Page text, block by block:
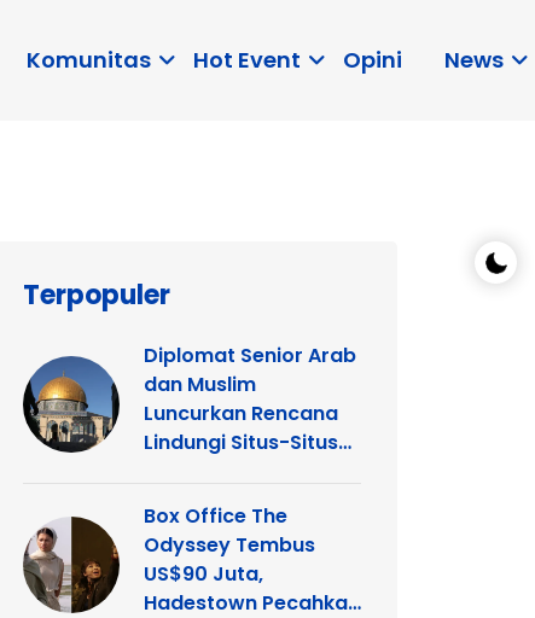
Komunitas Hot Event Opini News
Terpopuler
Diplomat Senior Arab
dan Muslim
Luncurkan Rencana
Lindungi Situs-Situs
dan Kristen di
Yerusalem
Box Office The
Odyssey Tembus
US$90 Juta,
Hadestown Pecahkan